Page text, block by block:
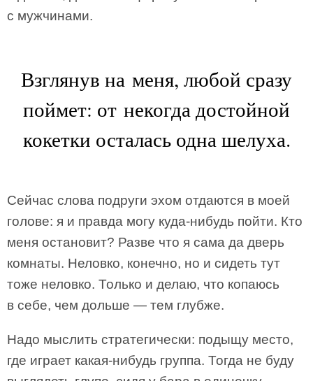
с мужчинами.
Взглянув на меня, любой сразу
поймет: от некогда достойной
кокетки осталась одна шелуха.
Сейчас слова подруги эхом отдаются в моей
голове: я и правда могу куда-нибудь пойти. Кто
меня остановит? Разве что я сама да дверь
комнаты. Неловко, конечно, но и сидеть тут
тоже неловко. Только и делаю, что копаюсь
в себе, чем дольше — тем глубже.
Надо мыслить стратегически: подыщу место,
где играет какая-нибудь группа. Тогда не буду